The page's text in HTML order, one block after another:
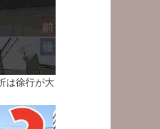
は徐行が大